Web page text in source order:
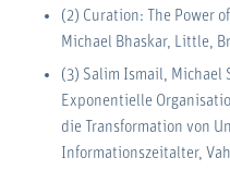
(2) Curation: The Power
Michael Bhaskar, Little,
(3) Salim Ismail, Michael
Exponentielle
die Transformation von
Informationszeitalter,